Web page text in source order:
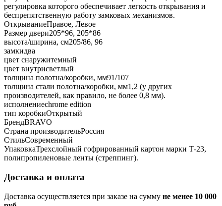
регулировка которого обеспечивает легкость открывания и
беспрепятственную работу замковых механизмов.
ОткрываниеПравое, Левое
Размер двери205*96, 205*86
высота/ширина, см205/86, 96
замкидва
цвет снаружитемный
цвет внутрисветлый
толщина полотна/коробки, мм91/107
толщина стали полотна/коробки, мм1,2 (у других
производителей, как правило, не более 0,8 мм).
исполнениеchrome edition
тип коробкиОткрытый
БрендBRAVO
Страна производительРоссия
СтильСовременный
УпаковкаТрехслойный гофрированный картон марки Т-23,
полипропиленовые ленты (стреппинг).
Доставка и оплата
Доставка осуществляется при заказе на сумму не менее 10 000